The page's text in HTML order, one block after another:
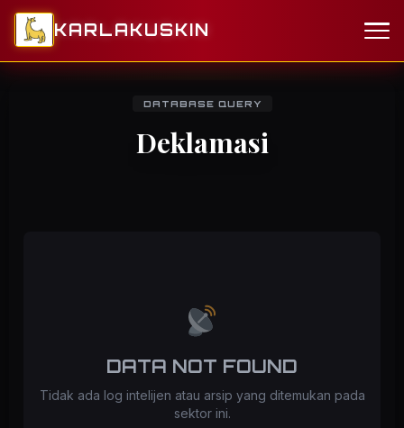
KARLAKUSKIN
DATABASE QUERY
Deklamasi
DATA NOT FOUND
Tidak ada log intelijen atau arsip yang ditemukan pada
sektor ini.